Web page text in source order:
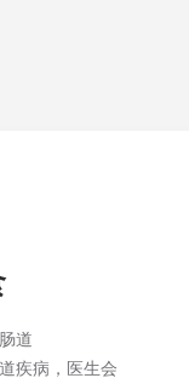
道
疾病，医生会